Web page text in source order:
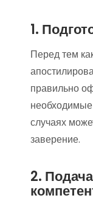
1.
Перед тем
правильно
случаях
заверение.
2.